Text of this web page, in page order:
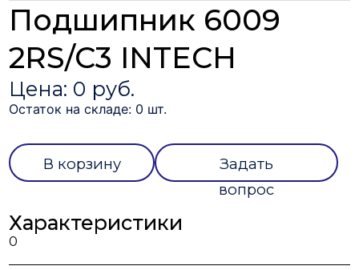
Подшипник 6009
2RS/C3 INTECH
Цена: 0 руб.
Остаток на складе: 0 шт.
В корзину
Задать
вопрос
Характеристики
0